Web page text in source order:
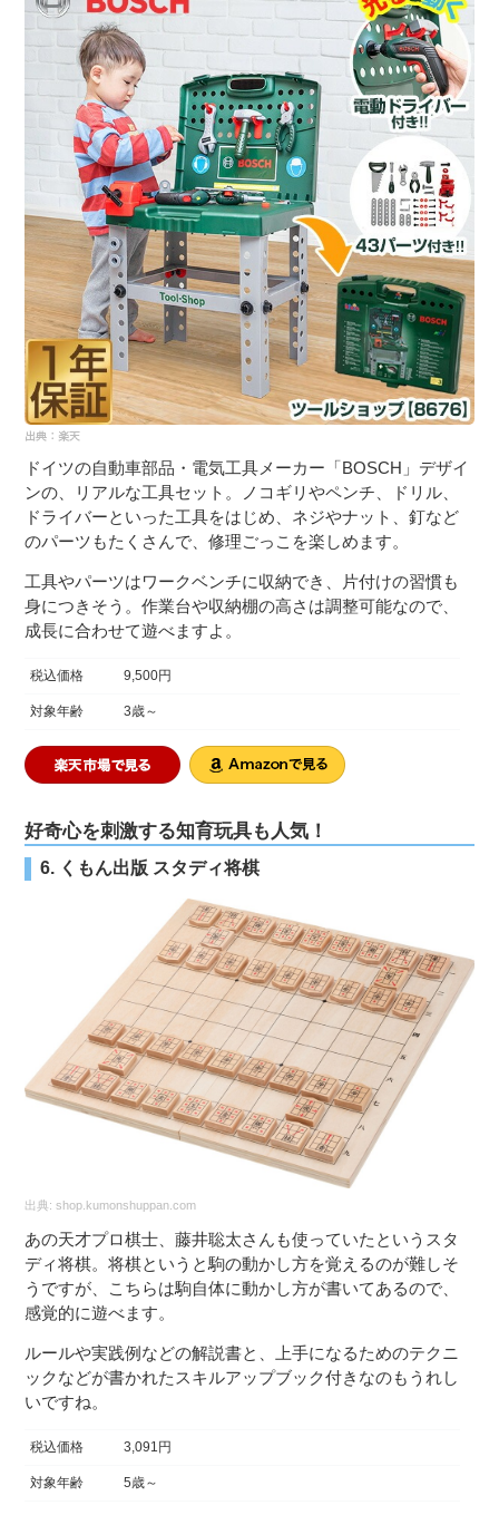
ドイツの自動車部品・電気工具メーカー「BOSCH」デザイ
ンの、リアルな工具セット。ノコギリやペンチ、ドリル、
ドライバーといった工具をはじめ、ネジやナット、釘など
のパーツもたくさんで、修理ごっこを楽しめます。
工具やパーツはワークベンチに収納でき、片付けの習慣も
身につきそう。作業台や収納棚の高さは調整可能なので、
成長に合わせて遊べますよ。
税込価格 9,500円
対象年齢 3歳～
好奇心を刺激する知育玩具も人気！
6. くもん出版 スタディ将棋
出典:shop.kumonshuppan.com
あの天才プロ棋士、藤井聡太さんも使っていたというスタ
ディ将棋。将棋というと駒の動かし方を覚えるのが難しそ
うですが、こちらは駒自体に動かし方が書いてあるので、
感覚的に遊べます。
ルールや実践例などの解説書と、上手になるためのテクニ
ックなどが書かれたスキルアップブック付きなのもうれし
いですね。
税込価格 3,091円
対象年齢 5歳～